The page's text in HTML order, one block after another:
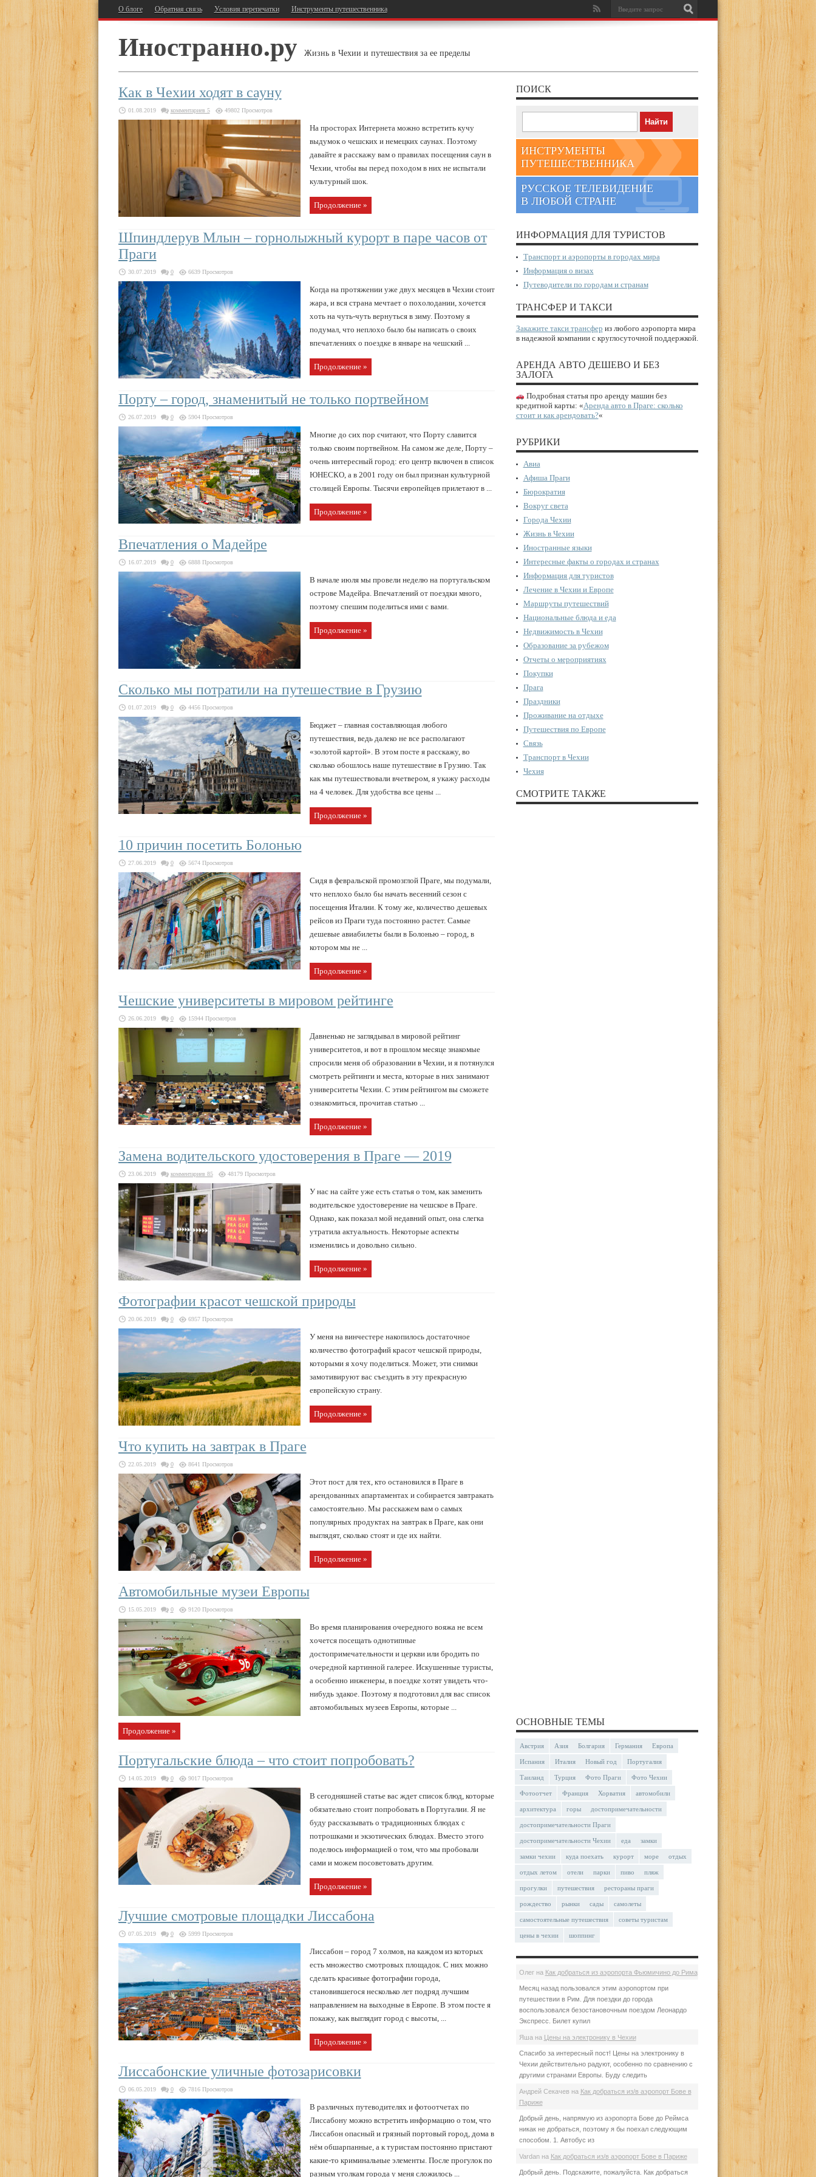
О блоге Обратная связь Условия перепечатки Инструменты путешественника
Иностранно.ру Жизнь в Чехии и путешествия за ее пределы
Как в Чехии ходят в сауну
01.08.2019 комментариев 5 49802 Просмотров
На просторах Интернета можно встретить кучу
выдумок о чешских и немецких саунах. Поэтому
давайте я расскажу вам о правилах посещения саун в
Чехии, чтобы вы перед походом в них не испытали
культурный шок.
Продолжение »
Шпиндлерув Млын – горнолыжный курорт в паре часов от
Праги
30.07.2019 0 6639 Просмотров
Когда на протяжении уже двух месяцев в Чехии стоит
жара, и вся страна мечтает о похолодании, хочется
хоть на чуть-чуть вернуться в зиму. Поэтому я
подумал, что неплохо было бы написать о своих
впечатлениях о поездке в январе на чешский ...
Продолжение »
Порту – город, знаменитый не только портвейном
26.07.2019 0 5904 Просмотров
Многие до сих пор считают, что Порту славится
только своим портвейном. На самом же деле, Порту –
очень интересный город: его центр включен в список
ЮНЕСКО, а в 2001 году он был признан культурной
столицей Европы. Тысячи европейцев прилетают в ...
Продолжение »
Впечатления о Мадейре
16.07.2019 0 6888 Просмотров
В начале июля мы провели неделю на португальском
острове Мадейра. Впечатлений от поездки много,
поэтому спешим поделиться ими с вами.
Продолжение »
Сколько мы потратили на путешествие в Грузию
01.07.2019 0 4456 Просмотров
Бюджет – главная составляющая любого
путешествия, ведь далеко не все располагают
«золотой картой». В этом посте я расскажу, во
сколько обошлось наше путешествие в Грузию. Так
как мы путешествовали вчетвером, я укажу расходы
на 4 человек. Для удобства все цены ...
Продолжение »
10 причин посетить Болонью
27.06.2019 0 5674 Просмотров
Сидя в февральской промозглой Праге, мы подумали,
что неплохо было бы начать весенний сезон с
посещения Италии. К тому же, количество дешевых
рейсов из Праги туда постоянно растет. Самые
дешевые авиабилеты были в Болонью – город, в
котором мы не ...
Продолжение »
Чешские университеты в мировом рейтинге
26.06.2019 0 15944 Просмотров
Давненько не заглядывал в мировой рейтинг
университетов, и вот в прошлом месяце знакомые
спросили меня об образовании в Чехии, и я потянулся
смотреть рейтинги и места, которые в них занимают
университеты Чехии. С этим рейтингом вы сможете
ознакомиться, прочитав статью ...
Продолжение »
Замена водительского удостоверения в Праге — 2019
23.06.2019 комментариев 85 48179 Просмотров
У нас на сайте уже есть статья о том, как заменить
водительское удостоверение на чешское в Праге.
Однако, как показал мой недавний опыт, она слегка
утратила актуальность. Некоторые аспекты
изменились и довольно сильно.
Продолжение »
Фотографии красот чешской природы
20.06.2019 0 6957 Просмотров
У меня на винчестере накопилось достаточное
количество фотографий красот чешской природы,
которыми я хочу поделиться. Может, эти снимки
замотивируют вас съездить в эту прекрасную
европейскую страну.
Продолжение »
Что купить на завтрак в Праге
22.05.2019 0 8641 Просмотров
Этот пост для тех, кто остановился в Праге в
арендованных апартаментах и собирается завтракать
самостоятельно. Мы расскажем вам о самых
популярных продуктах на завтрак в Праге, как они
выглядят, сколько стоят и где их найти.
Продолжение »
Автомобильные музеи Европы
15.05.2019 0 9120 Просмотров
Во время планирования очередного вояжа не всем
хочется посещать однотипные
достопримечательности и церкви или бродить по
очередной картинной галерее. Искушенные туристы,
а особенно инженеры, в поездке хотят увидеть что-
нибудь эдакое. Поэтому я подготовил для вас список
автомобильных музеев Европы, которые ...
Продолжение »
Португальские блюда – что стоит попробовать?
14.05.2019 0 9017 Просмотров
В сегодняшней статье вас ждет список блюд, которые
обязательно стоит попробовать в Португалии. Я не
буду рассказывать о традиционных блюдах с
потрошками и экзотических блюдах. Вместо этого
поделюсь информацией о том, что мы пробовали
сами и можем посоветовать другим.
Продолжение »
Лучшие смотровые площадки Лиссабона
07.05.2019 0 5999 Просмотров
Лиссабон – город 7 холмов, на каждом из которых
есть множество смотровых площадок. С них можно
сделать красивые фотографии города,
становившегося несколько лет подряд лучшим
направлением на выходные в Европе. В этом посте я
покажу, как выглядит город с высоты, ...
Продолжение »
Лиссабонские уличные фотозарисовки
06.05.2019 0 7816 Просмотров
В различных путеводителях и фотоотчетах по
Лиссабону можно встретить информацию о том, что
Лиссабон опасный и грязный портовый город, дома в
нём обшарпанные, а к туристам постоянно пристают
какие-то криминальные элементы. После прогулок по
разным уголкам города у меня сложилось ...
ПОИСК
ИНСТРУМЕНТЫ
ПУТЕШЕСТВЕННИКА
РУССКОЕ ТЕЛЕВИДЕНИЕ
В ЛЮБОЙ СТРАНЕ
ИНФОРМАЦИЯ ДЛЯ ТУРИСТОВ
Транспорт и аэропорты в городах мира
Информация о визах
Путеводители по городам и странам
ТРАНСФЕР И ТАКСИ
Закажите такси трансфер из любого аэропорта мира
в надежной компании с круглосуточной поддержкой.
АРЕНДА АВТО ДЕШЕВО И БЕЗ
ЗАЛОГА
Подробная статья про аренду машин без
кредитной карты: «Аренда авто в Праге: сколько
стоит и как арендовать?«
РУБРИКИ
Авиа
Афиша Праги
Бюрократия
Вокруг света
Города Чехии
Жизнь в Чехии
Иностранные языки
Интересные факты о городах и странах
Информация для туристов
Лечение в Чехии и Европе
Маршруты путешествий
Национальные блюда и еда
Недвижимость в Чехии
Образование за рубежом
Отчеты о мероприятиях
Покупки
Прага
Праздники
Проживание на отдыхе
Путешествия по Европе
Связь
Транспорт в Чехии
Чехия
СМОТРИТЕ ТАКЖЕ
ОСНОВНЫЕ ТЕМЫ
Австрия Азия Болгария Германия Европа
Испания Италия Новый год Португалия
Таиланд Турция Фото Праги Фото Чехии
Фотоотчет Франция Хорватия автомобили
архитектура горы достопримечательности
достопримечательности Праги
достопримечательности Чехии еда замки
замки чехии куда поехать курорт море отдых
отдых летом отели парки пиво пляж
прогулки путешествия рестораны праги
рождество рынки сады самолеты
самостоятельные путешествия советы туристам
цены в чехии шоппинг
Олегна Как добраться из аэропорта Фьюмичино до Рима
Месяц назад пользовался этим аэропортом при
путешествии в Рим. Для поездки до города
воспользовался безостановочным поездом Леонардо
Экспресс. Билет купил
Яша на Цены на электронику в Чехии
Спасибо за интересный пост! Цены на электронику в
Чехии действительно радуют, особенно по сравнению с
другими странами Европы. Буду следить
Андрей Секачев на Как добраться из/в аэропорт Бове в
Париже
Добрый день, напрямую из аэропорта Бове до Реймса
никак не добраться, поэтому я бы поехал следующим
способом. 1. Автобус из
Vardanна Как добраться из/в аэропорт Бове в Париже
Добрый день. Подскажите, пожалуйста. Как добраться